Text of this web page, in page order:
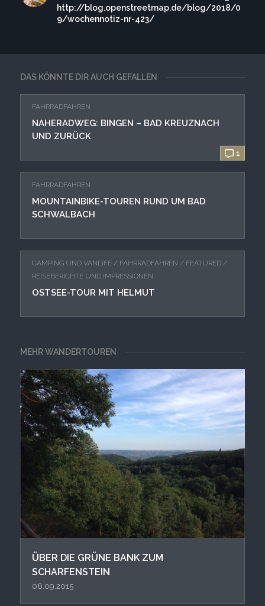
DAS KÖNNTE DIR AUCH GEFALLEN
1
FAHRRADFAHREN
NAHERADWEG: BINGEN – BAD KREUZNACH
UND ZURÜCK
FAHRRADFAHREN
MOUNTAINBIKE-TOUREN RUND UM BAD
SCHWALBACH
CAMPING UND VANLIFE / FAHRRADFAHREN / FEATURED /
REISEBERICHTE UND IMPRESSIONEN
OSTSEE-TOUR MIT HELMUT
MEHR WANDERTOUREN
ÜBER DIE GRÜNE BANK ZUM
SCHARFENSTEIN
06.09.2015
http://blog.openstreetmap.de/blog/2018/0
9/wochennotiz-nr-423/